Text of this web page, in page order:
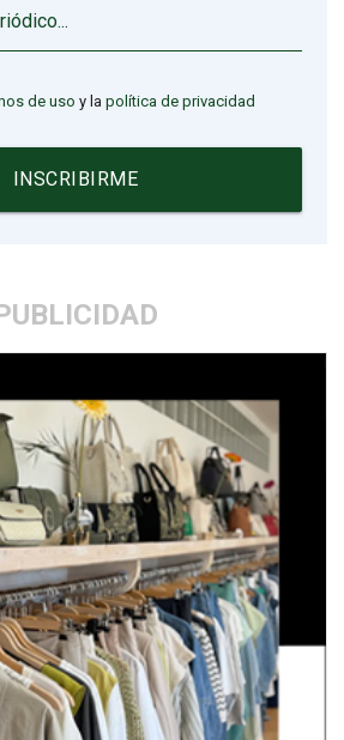
de uso y lapolítica de privacidad
INSCRIBIRME